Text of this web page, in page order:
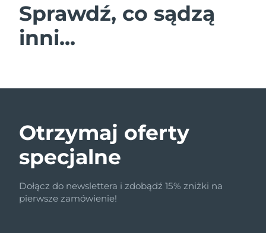
Sprawdź, co sądzą
inni...
Otrzymaj oferty
specjalne
Dołącz do newslettera i zdobądź 15% zniżki na
pierwsze zamówienie!